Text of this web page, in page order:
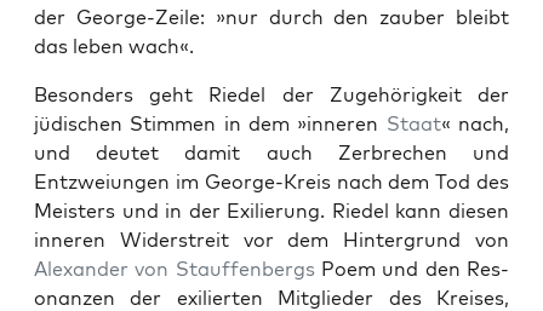
der George-Zeile: »nur durch den zauber bleibt
das leben wach«.
Beson­ders geht Riedel der Zuge­hörigkeit der
jüdis­chen Stim­men in dem »inneren Staat« nach,
und deutet damit auch Zer­brechen und
Entzweiun­gen im George-Kreis nach dem Tod des
Meis­ters und in der Exilierung. Riedel kann diesen
inneren Wider­stre­it vor dem Hin­ter­grund von
Alexan­der von Stauf­fen­bergs Poem und den Res­
o­nanzen der exilierten Mit­glieder des Kreis­es,